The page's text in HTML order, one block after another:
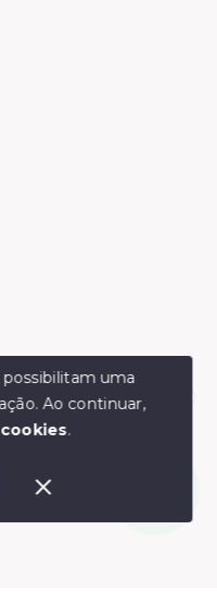
podemos ajudar?
os direitos
possibilitam uma
Ao continuar,
cookies.